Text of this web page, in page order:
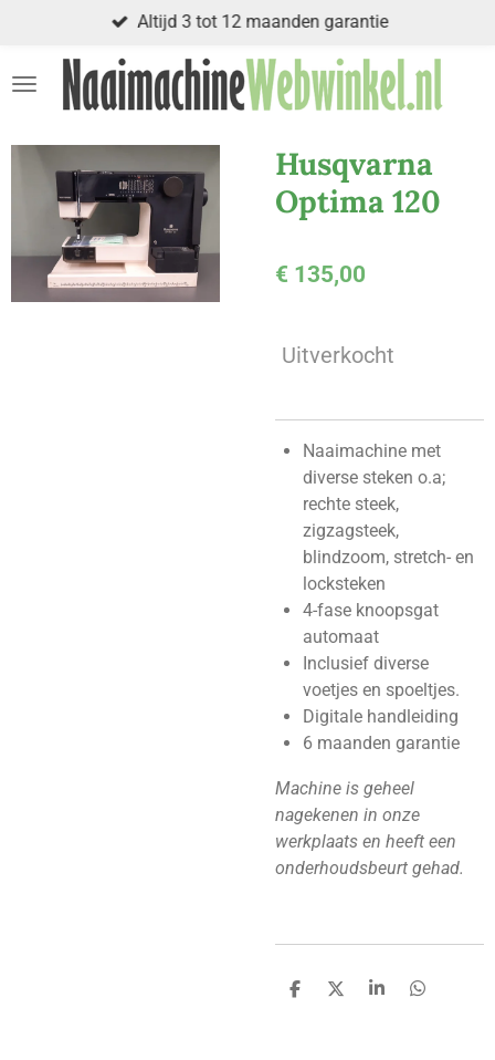
naar
Altijd 3 tot 12 maanden garantie
Husqvarna
Optima 120
€ 135,00
Uitverkocht
Naaimachine met
diverse steken o.a;
rechte steek,
zigzagsteek,
blindzoom, stretch- en
locksteken
4-fase knoopsgat
automaat
Inclusief diverse
voetjes en spoeltjes.
Digitale handleiding
6 maanden garantie
Machine is geheel
nagekenen in onze
werkplaats en heeft een
onderhoudsbeurt gehad.
D
D
S
D